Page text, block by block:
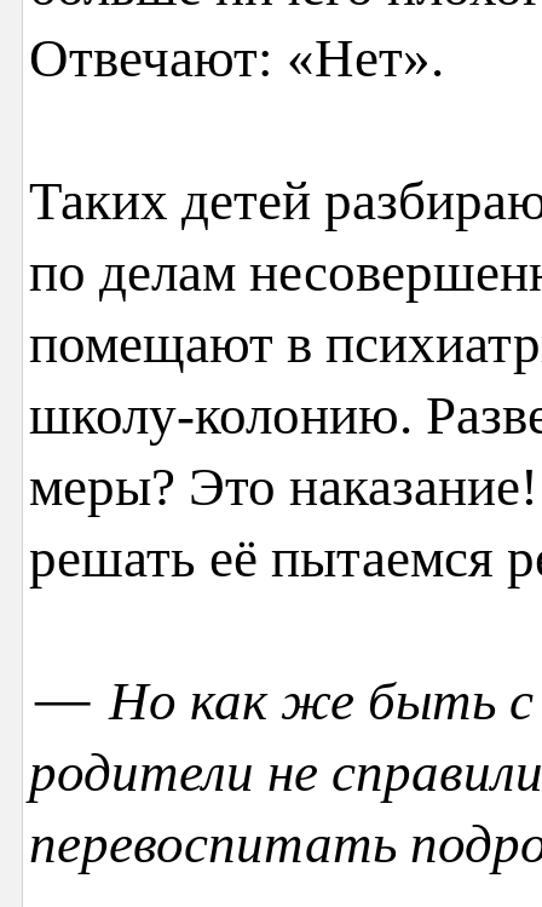
Отвечают: «Нет».
Таких детей
по делам
помещают в
школу-колонию.
меры? Это
решать её пытаемся
— Но как же быть
родители не
перевоспитать